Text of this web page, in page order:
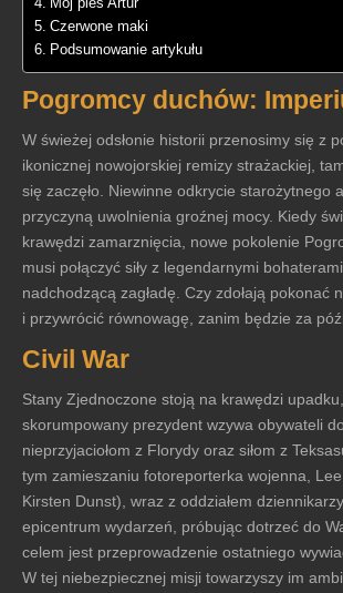
Mój pies Artur
Czerwone maki
Podsumowanie artykułu
Pogromcy duchów:
W świeżej odsłonie historii przenosimy się z
ikonicznej nowojorskiej remizy strażackiej,
się zaczęło. Niewinne odkrycie starożytnego
przyczyną uwolnienia groźnej mocy. Kiedy
krawędzi zamarznięcia, nowe pokolenie
musi połączyć siły z legendarnymi
nadchodzącą zagładę. Czy zdołają pokonać
i przywrócić równowagę, zanim będzie za
Civil War
Stany Zjednoczone stoją na krawędzi
skorumpowany prezydent wzywa obywateli
nieprzyjaciołom z Florydy oraz siłom z
tym zamieszaniu fotoreporterka wojenna,
Kirsten Dunst), wraz z oddziałem
epicentrum wydarzeń, próbując dotrzeć do
celem jest przeprowadzenie ostatniego
W tej niebezpiecznej misji towarzyszy im